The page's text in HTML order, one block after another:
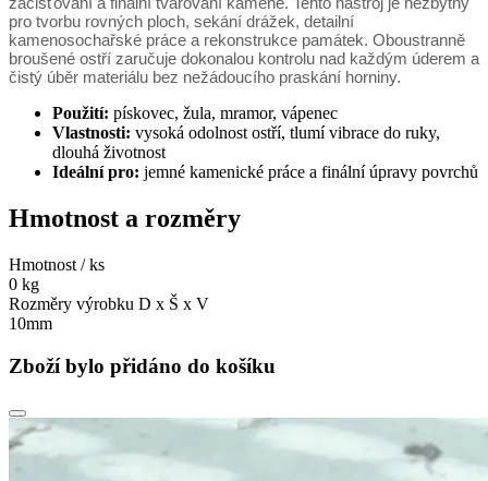
pro tvorbu rovných ploch, sekání drážek, detailní
kamenosochařské práce a rekonstrukce památek. Oboustranně
broušené ostří zaručuje dokonalou kontrolu nad každým úderem a
čistý úběr materiálu bez nežádoucího praskání horniny.
Použití: pískovec, žula, mramor, vápenec
Vlastnosti: vysoká odolnost ostří, tlumí vibrace do ruky,
dlouhá životnost
Ideální pro: jemné kamenické práce a finální úpravy povrchů
Hmotnost a rozměry
Hmotnost / ks
0 kg
Rozměry výrobku D x Š x V
10mm
Zboží bylo přidáno do košíku